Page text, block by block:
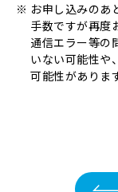
お申し込みのあ
手数ですが再度
通信エラー等の
いない可能性や
可能性がありま